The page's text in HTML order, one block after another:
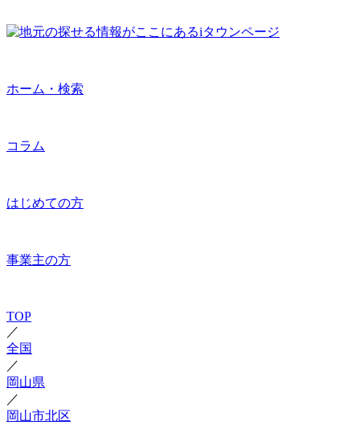
ホーム・検索
コラム
はじめての方
事業主の方
TOP
／
全国
／
岡山県
／
岡山市北区